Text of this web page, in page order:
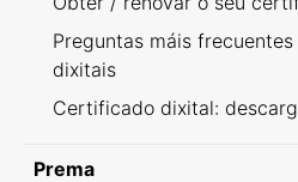
Preguntas máis
dixitais
Certificado dixital:
Prema